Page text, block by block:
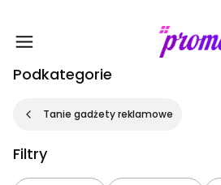
Podkategorie
Tanie gadżety reklamowe
Filtry